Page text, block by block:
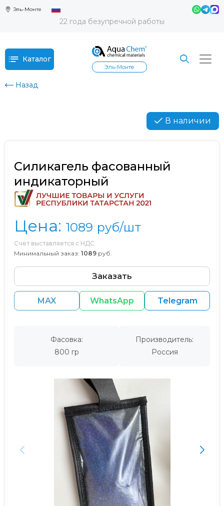
Эль-Монте
22 года безупречной работы
Каталог
Эль-Монте
Назад
В наличии
Силикагель фасованный
индикаторный
Цена: 1089 руб/шт
Счет выставляется с НДС
Минимальный заказ: 1089 руб.
Заказать
MAX WhatsApp Telegram
Фасовка:
800 гр
Производитель:
Россия